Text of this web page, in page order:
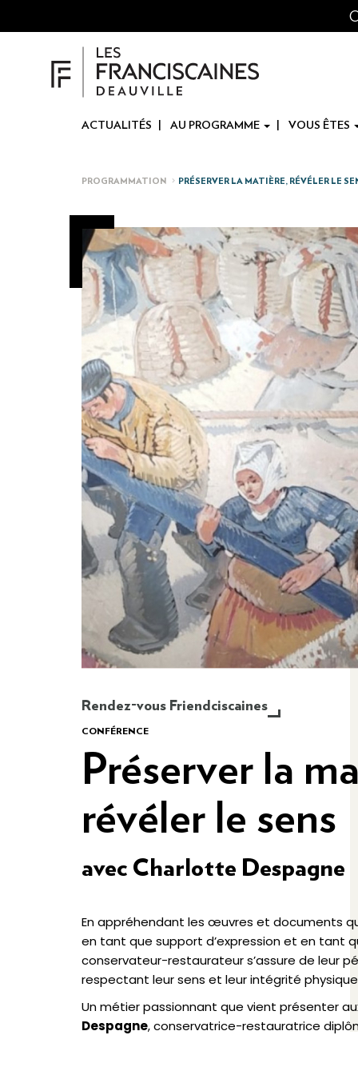
ACTUALITÉS AU PROGRAMME VOUS ÊTES
PROGRAMMATION PRÉSERVER LA MATIÈRE, RÉVÉLER LE
Rendez-vous Friendciscaines
CONFÉRENCE
Préserver la
révéler le sens
avec Charlotte Despagne
En appréhendant les œuvres et documents
en tant que support d’expression et en tant
conservateur-restaurateur s’assure de leur
respectant leur sens et leur intégrité
Un métier passionnant que vient présenter
Despagne, conservatrice-restauratrice